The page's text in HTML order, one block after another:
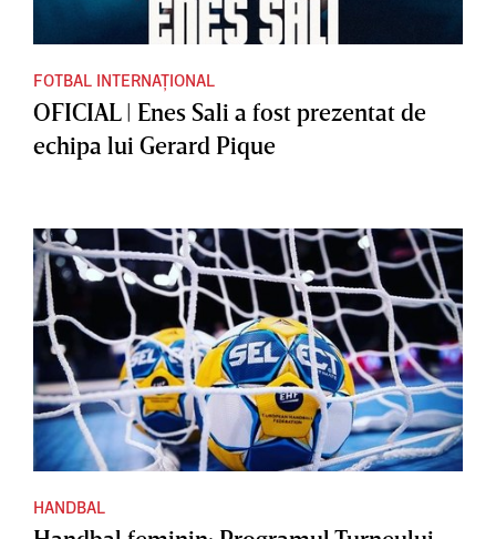
FOTBAL INTERNAȚIONAL
OFICIAL | Enes Sali a fost prezentat de
echipa lui Gerard Pique
HANDBAL